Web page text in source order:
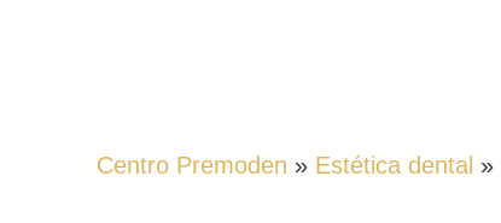
Centro Premoden » Estética dental »